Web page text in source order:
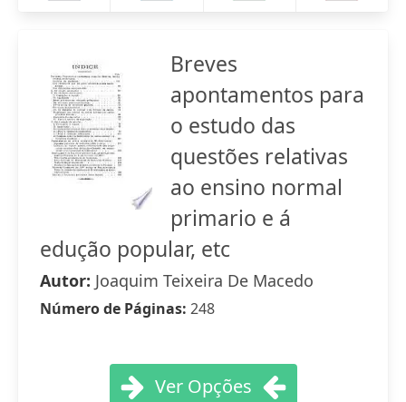
Breves
apontamentos para
o estudo das
questões relativas
ao ensino normal
primario e á
edução popular, etc
Autor: Joaquim Teixeira De Macedo
Número de Páginas: 248
Ver Opções